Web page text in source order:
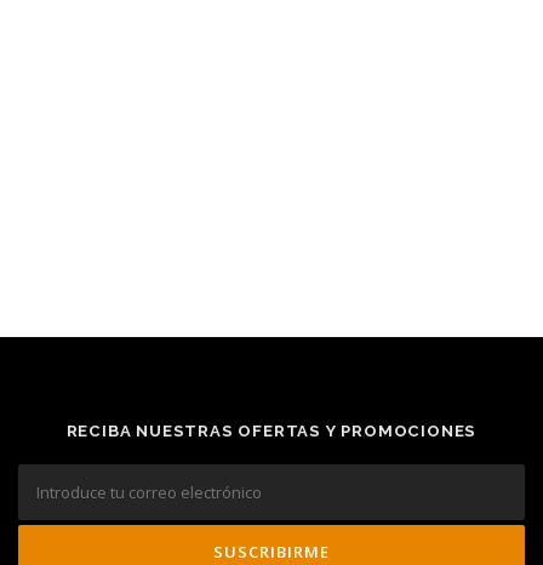
RECIBA NUESTRAS OFERTAS Y PROMOCIONES